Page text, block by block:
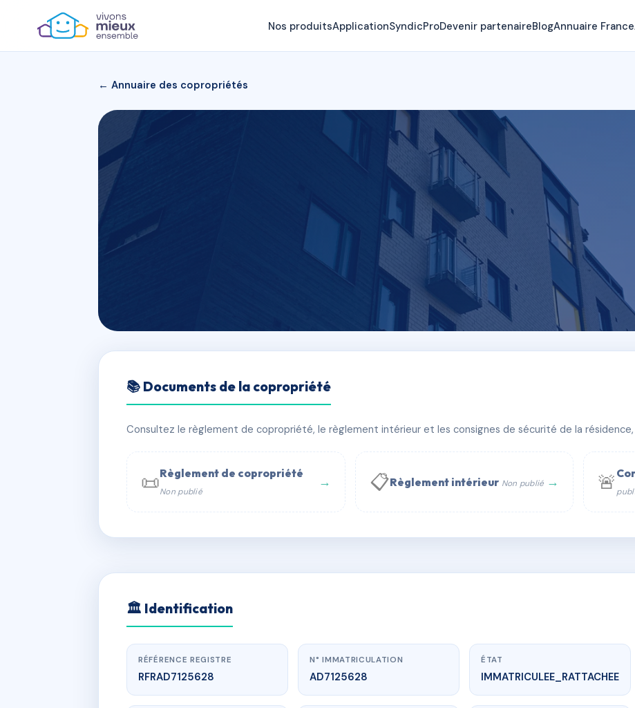
Nos produitsApplicationSyndicProDevenir partenaireBlogAnnuaire France
← Annuaire des copropriétés
LE CLOS MICHELET
📍 23 bd leon 13009 Marseille
📞 Contacter Syndic Digital 💬 WhatsApp
📚 Documents de la copropriété
Consultez le règlement de copropriété, le règlement intérieur et les consignes de sécurité de la résidence,
📜Règlement de copropriété
Non publié
→ 📋Règlement intérieur Non publié → 🚨
AD7125628 🇫🇷
🏛 Identification
RÉFÉRENCE REGISTRE
RFRAD7125628
N° IMMATRICULATION
AD7125628
ÉTAT
IMMATRICULEE_RATTACHEE